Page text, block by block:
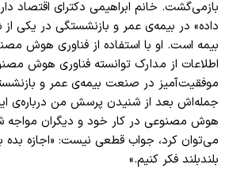
بازمی‌گشت. خانم ابراهیمی دکترای اقتصاد
داده» در بیمه‌ی عمر و بازنشستگی در یکی
بیمه است. او با استفاده از فناوری هوش
اطلاعات از مدارک توانسته فناوری هوش
موفقیت‌آمیز در صنعت بیمه‌ی عمر و
جمله‌اش بعد از شنیدن پرسش من درباره‌ی
هوش مصنوعی در کار خود و دیگران مواجه
می‌توان کرد، جواب قطعی نیست: «اجازه
بلند‌بلند فکر کنیم.»